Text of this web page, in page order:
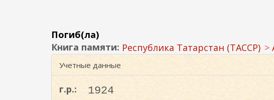
Погиб(ла)
Книга памяти: Республика Татарстан (ТАССР)
Учетные данные
г.р.: 1924